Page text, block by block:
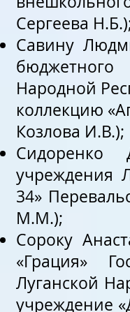
Сергеева
Савину
Народной
коллекцию
Козлова И.В.);
Сидоренко
учреждения
34»
М.М.);
Сороку
«Грация»
Луганской
учреждение